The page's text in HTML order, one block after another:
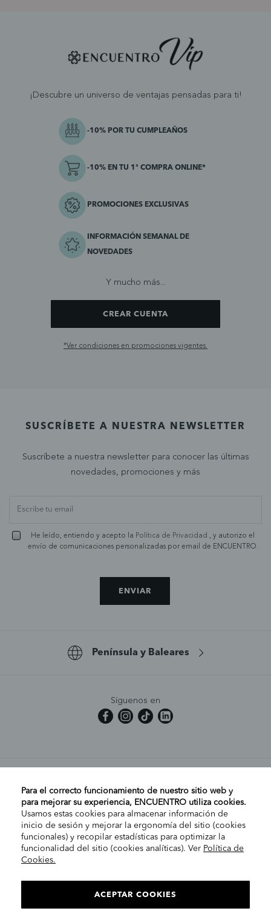
¡Descubre un universo de ventajas pensadas para ti!
-10% POR TU CUMPLEAÑOS
-10% EN TU 1ª COMPRA ONLINE*
PROMOCIONES EXCLUSIVAS
INFORMACIÓN SEMANAL DE
NOVEDADES
Y mucho más...
CREAR CUENTA
*Ver condiciones en promociones vigentes.
SUSCRÍBETE A NUESTRA NEWSLETTER
Suscríbete a nuestra newsletter para conocer las últimas
novedades, promociones y más
He leído, entiendo y acepto la Política de Privacidad , y autorizo el
envío de comunicaciones personalizadas por email de ENCUENTRO.
ENVIAR
Península y Baleares
Síguenos en
MI CUENTA
AYUDA
EMPRESA
INFORMACIÓN LEGAL
Para el correcto funcionamiento de nuestro sitio web y
para mejorar su experiencia, ENCUENTRO utiliza cookies.
Usamos estas cookies para almacenar información de
inicio de sesión y mejorar la ergonomía del sitio (cookies
funcionales) y recopilar estadísticas para optimizar la
funcionalidad del sitio (cookies analíticas). Ver Política de
Cookies.
ACEPTAR COOKIES